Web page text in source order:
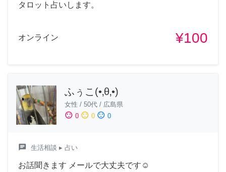
タロット占いします。
オンライン ¥100
ふぅこ(•‚θ‚•)
女性 / 50代 / 広島県
sentiment_satisfied 0 sentiment_neutral 0 sentiment_dissatisfied 0
chat 生活相談 ▸ 占い
お話聞きます メールで大丈夫です☺️